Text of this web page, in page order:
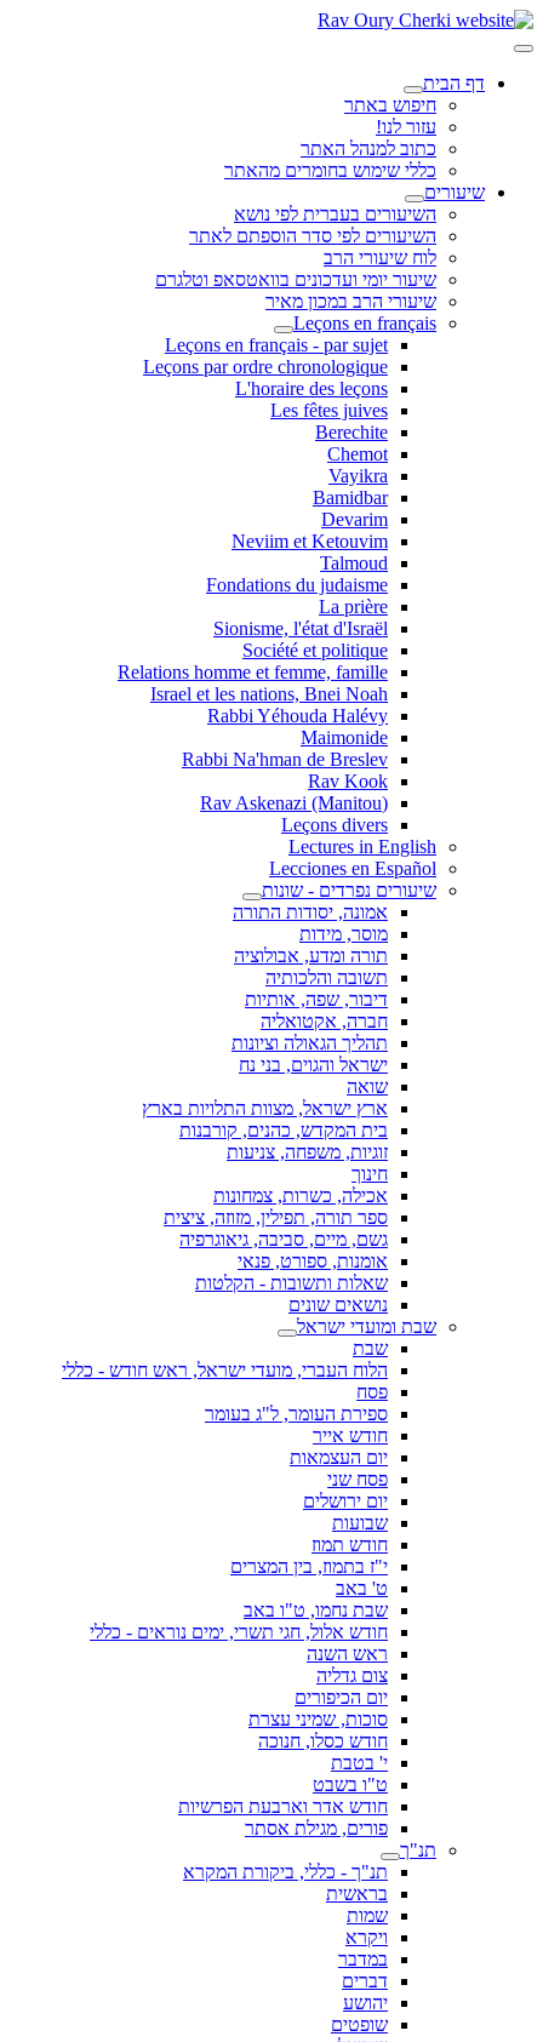
דף הבית
חיפוש באתר
עזור לנו!
כתוב למנהל האתר
כללי שימוש בחומרים מהאתר
שיעורים
השיעורים בעברית לפי נושא
השיעורים לפי סדר הוספתם לאתר
לוח שיעורי הרב
שיעור יומי ועדכונים בוואטסאפ וטלגרם
שיעורי הרב במכון מאיר
Leçons en français
Leçons en français - par sujet
Leçons par ordre chronologique
L'horaire des leçons
Les fêtes juives
Berechite
Chemot
Vayikra
Bamidbar
Devarim
Neviim et Ketouvim
Talmoud
Fondations du judaisme
La prière
Sionisme, l'état d'Israël
Société et politique
Relations homme et femme, famille
Israel et les nations, Bnei Noah
Rabbi Yéhouda Halévy
Maimonide
Rabbi Na'hman de Breslev
Rav Kook
(Rav Askenazi (Manitou
Leçons divers
Lectures in English
Lecciones en Español
שיעורים נפרדים - שונות
אמונה, יסודות התורה
מוסר, מידות
תורה ומדע, אבולוציה
תשובה והלכותיה
דיבור, שפה, אותיות
חברה, אקטואליה
תהליך הגאולה וציונות
ישראל והגוים, בני נח
שואה
ארץ ישראל, מצוות התלויות בארץ
בית המקדש, כהנים, קורבנות
זוגיות, משפחה, צניעות
חינוך
אכילה, כשרות, צמחונות
ספר תורה, תפילין, מזוזה, ציצית
גשם, מיים, סביבה, גיאוגרפיה
אומנות, ספורט, פנאי
שאלות ותשובות - הקלטות
נושאים שונים
שבת ומועדי ישראל
שבת
הלוח העברי, מועדי ישראל, ראש חודש - כללי
פסח
ספירת העומר, ל"ג בעומר
חודש אייר
יום העצמאות
פסח שני
יום ירושלים
שבועות
חודש תמוז
י"ז בתמוז, בין המצרים
ט' באב
שבת נחמו, ט"ו באב
חודש אלול, חגי תשרי, ימים נוראים - כללי
ראש השנה
צום גדליה
יום הכיפורים
סוכות, שמיני עצרת
חודש כסלו, חנוכה
י' בטבת
ט"ו בשבט
חודש אדר וארבעת הפרשיות
פורים, מגילת אסתר
תנ"ך
תנ"ך - כללי, ביקורת המקרא
בראשית
שמות
ויקרא
במדבר
דברים
יהושע
שופטים